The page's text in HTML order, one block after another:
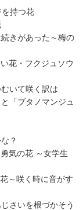
持つ花
きがあった～梅の
花・フクジュソウ
いて咲く訳は
「ブタノマンジュ
？
気の花 ～女学生
～咲く時に音がす
さいを根づかそう